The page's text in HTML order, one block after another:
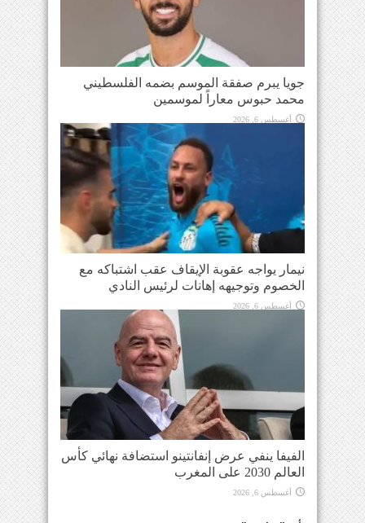
جويا يبرم صفقة الموسم بضمه الفلسطيني
محمد حبوس معاراً لموسمين
أغسطس 6, 2026
نيمار يواجه عقوبة الإيقاف عقب اشتباكه مع
الخصوم وتوجيهه إهانات لرئيس النادي
أغسطس 6, 2026
الفيفا ينفي عرض إنفانتينو استضافة نهائي كأس
العالم 2030 على المغرب
أغسطس 6, 2026